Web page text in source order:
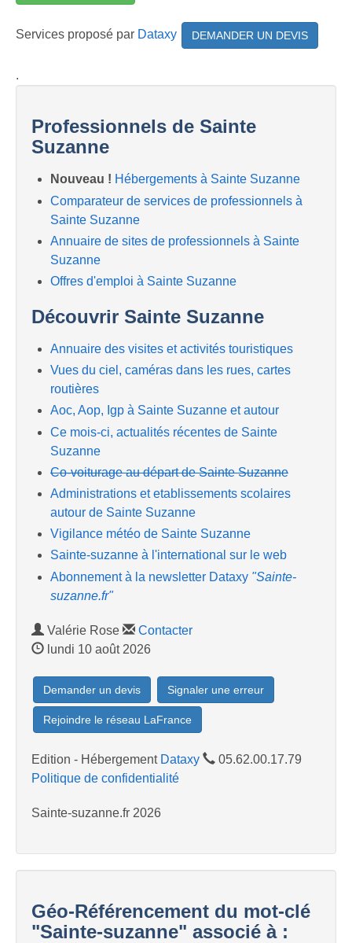
Services proposé par Dataxy DEMANDER UN DEVIS
.
Professionnels de Sainte
Suzanne
Nouveau ! Hébergements à Sainte Suzanne
Comparateur de services de professionnels à
Sainte Suzanne
Annuaire de sites de professionnels à Sainte
Suzanne
Offres d'emploi à Sainte Suzanne
Découvrir Sainte Suzanne
Annuaire des visites et activités touristiques
Vues du ciel, caméras dans les rues, cartes
routières
Aoc, Aop, Igp à Sainte Suzanne et autour
Ce mois-ci, actualités récentes de Sainte
Suzanne
Co-voiturage au départ de Sainte Suzanne
Administrations et etablissements scolaires
autour de Sainte Suzanne
Vigilance météo de Sainte Suzanne
Sainte-suzanne à l'international sur le web
Abonnement à la newsletter Dataxy "Sainte-
suzanne.fr"
Valérie Rose
Contacter
lundi 10 août 2026
Demander un devis Signaler une erreur
Rejoindre le réseau LaFrance
Edition - Hébergement Dataxy
05.62.00.17.79
Politique de confidentialité
Sainte-suzanne.fr 2026
Géo-Référencement du mot-clé
"Sainte-suzanne" associé à :